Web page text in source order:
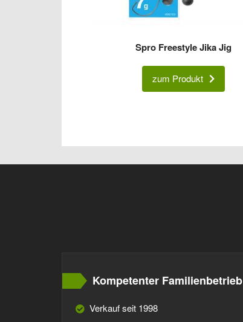
Spro Freestyle Jika Jig
zum Produkt
Kompetenter Familienbetrieb
Verkauf seit 1998